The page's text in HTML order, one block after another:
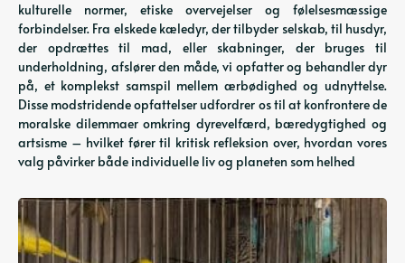
kulturelle normer, etiske overvejelser og følelsesmæssige
forbindelser. Fra elskede kæledyr, der tilbyder selskab, til husdyr,
der opdrættes til mad, eller skabninger, der bruges til
underholdning, afslører den måde, vi opfatter og behandler dyr
på, et komplekst samspil mellem ærbødighed og udnyttelse.
Disse modstridende opfattelser udfordrer os til at konfrontere de
moralske dilemmaer omkring dyrevelfærd, bæredygtighed og
artsisme – hvilket fører til kritisk refleksion over, hvordan vores
valg påvirker både individuelle liv og planeten som helhed